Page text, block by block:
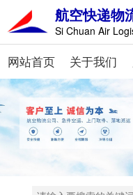
航空快递物
Si Chuan Air
网站首页 关于我们